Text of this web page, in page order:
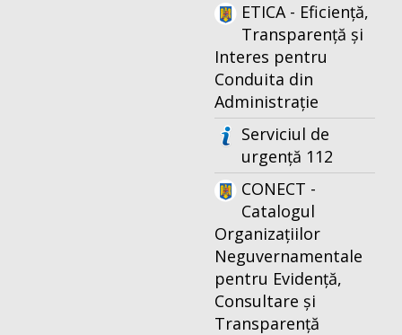
ETICA - Eficiență,
Transparență și
Interes pentru
Conduita din
Administrație
Serviciul de
urgență 112
CONECT -
Catalogul
Organizațiilor
Neguvernamentale
pentru Evidență,
Consultare și
Transparență